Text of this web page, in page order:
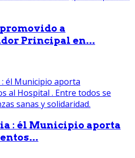
a
Principal en...
: él Municipio aporta